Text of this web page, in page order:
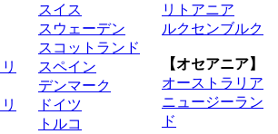
スイス
スウェーデン
スコットランド
スペイン
デンマーク
ドイツ
トルコ
リトアニア
ルクセンブルク
【オセアニア】
オーストラリア
ニュージーラン
ド